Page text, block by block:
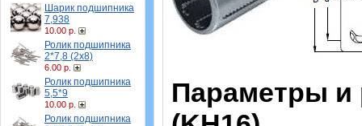
Шарик подшипника
7,938
10.00 р.
Ролик подшипника
2*7,8 (2х8)
6.00 р.
Ролик подшипника
5,5*9
10.00 р.
Ролик подшипника
Параметры и